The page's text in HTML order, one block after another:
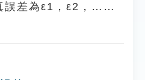
誤差為ε1，ε2，……